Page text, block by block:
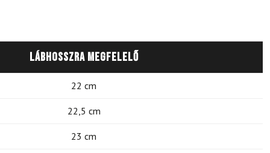
Lábhosszra megfelelő
22 cm
22,5 cm
23 cm